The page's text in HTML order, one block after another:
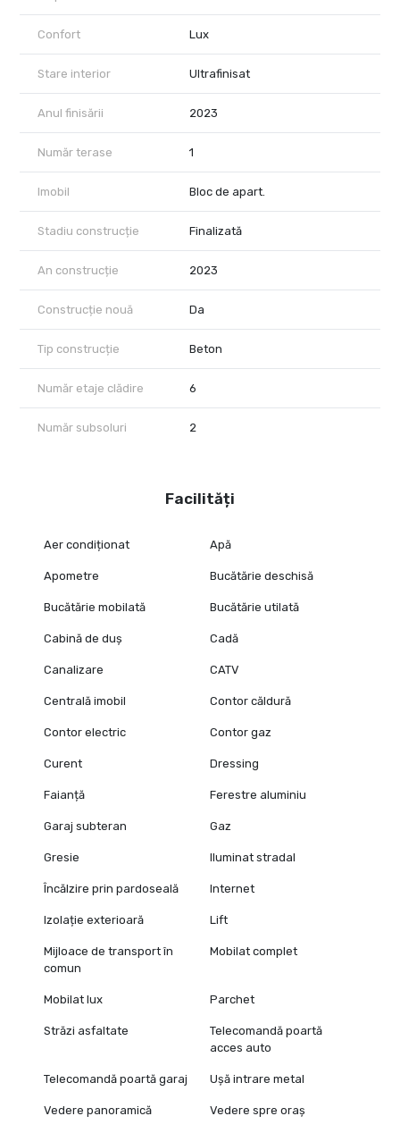
Confort Lux
Stare interior Ultrafinisat
Anul finisării 2023
Număr terase 1
Imobil Bloc de apart.
Stadiu construcție Finalizată
An construcție 2023
Construcție nouă Da
Tip construcție Beton
Număr etaje clădire 6
Număr subsoluri 2
Facilități
Aer condiționat Apă
Apometre Bucătărie deschisă
Bucătărie mobilată Bucătărie utilată
Cabină de duș Cadă
Canalizare CATV
Centrală imobil Contor căldură
Contor electric Contor gaz
Curent Dressing
Faianță Ferestre aluminiu
Garaj subteran Gaz
Gresie Iluminat stradal
Încălzire prin pardoseală Internet
Izolație exterioară Lift
Mijloace de transport în
comun
Mobilat complet
Mobilat lux Parchet
Străzi asfaltate
Telecomandă poartă
acces auto
Telecomandă poartă garaj Ușă intrare metal
Vedere panoramică Vedere spre oraș